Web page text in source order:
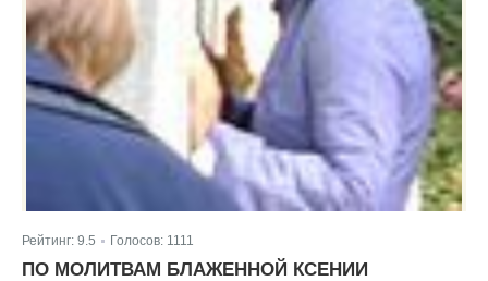
Рейтинг: 9.5 Голосов: 1111
ПО МОЛИТВАМ БЛАЖЕННОЙ КСЕНИИ